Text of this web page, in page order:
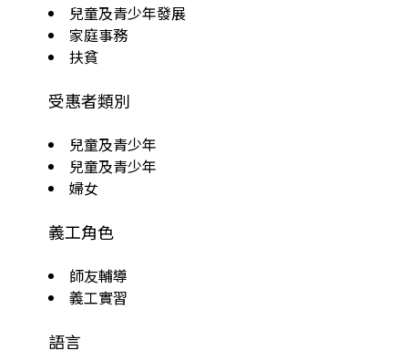
兒童及青少年發展
家庭事務
扶貧
受惠者類別
兒童及青少年
兒童及青少年
婦女
義工角色
師友輔導
義工實習
語言